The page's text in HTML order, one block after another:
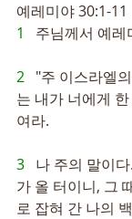
예레미야 30:1-11
1 주님께서 예
2 "주 이스라엘
는 내가 너에게
여라.
3 나 주의 말이
가 올 터이니, 그
로 잡혀 간 나의